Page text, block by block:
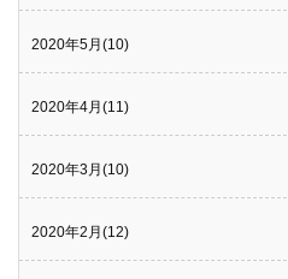
2020年5月(10)
2020年4月(11)
2020年3月(10)
2020年2月(12)